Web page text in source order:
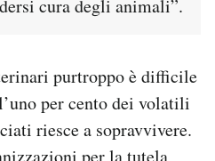
cura degli animali”.
purtroppo è difficile
per cento dei volatili
riesce a sopravvivere.
per la tutela